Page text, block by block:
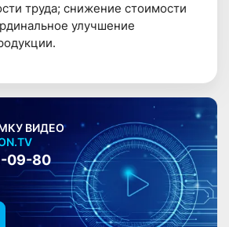
труда; снижение стоимости
улучшение
ВИДЕО
09-80